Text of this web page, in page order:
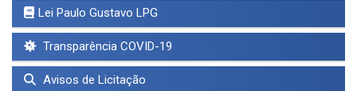
Lei Paulo Gustavo LPG
Transparência COVID-19
Avisos de Licitação